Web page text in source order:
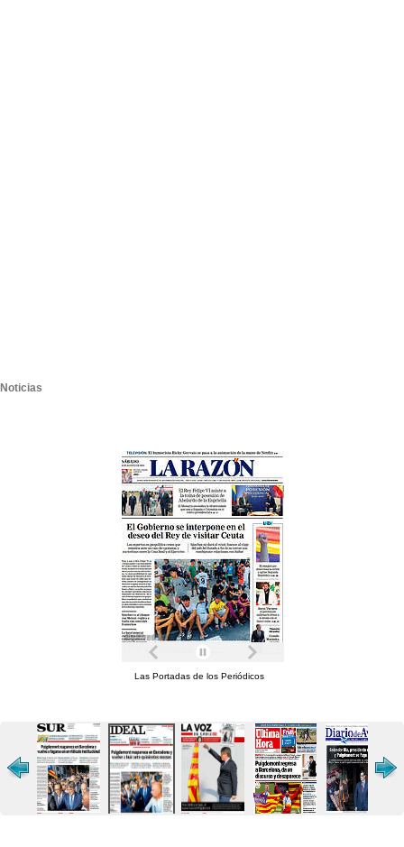
Noticias
Las Portadas de los Periódicos